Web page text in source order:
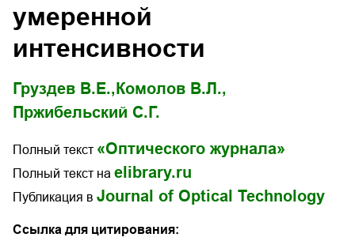
умеренной
интенсивности
Груздев В.Е., Комолов В.Л.,
Пржибельский С.Г.
Полный текст «Оптического журнала»
Полный текст на elibrary.ru
Публикация в Journal of Optical Technology
Ссылка для цитирования: